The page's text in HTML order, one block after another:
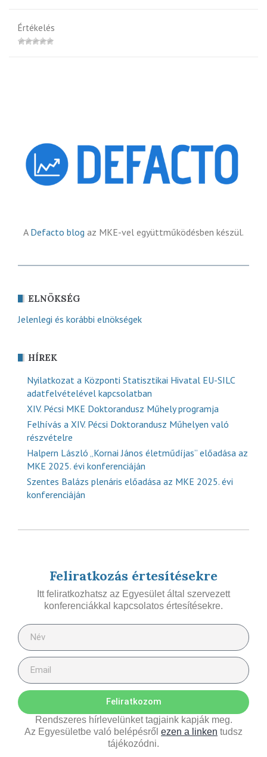
Értékelés
A Defacto blog az MKE-vel együttműködésben készül.
ELNÖKSÉG
Jelenlegi és korábbi elnökségek
HÍREK
Nyilatkozat a Központi Statisztikai Hivatal EU-SILC
adatfelvételével kapcsolatban
XIV. Pécsi MKE Doktorandusz Műhely programja
Felhívás a XIV. Pécsi Doktorandusz Műhelyen való
részvételre
Halpern László „Kornai János életműdíjas” előadása az
MKE 2025. évi konferenciáján
Szentes Balázs plenáris előadása az MKE 2025. évi
konferenciáján
Feliratkozás értesítésekre
Itt feliratkozhatsz az Egyesület által szervezett
konferenciákkal kapcsolatos értesítésekre.
Feliratkozom
Rendszeres hírlevelünket tagjaink kapják meg.
Az Egyesületbe való belépésről ezen a linken tudsz
tájékozódni.